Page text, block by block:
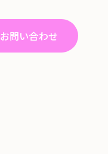
お問い合わせ